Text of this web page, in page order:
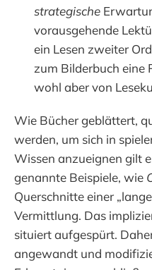
strategische
vorausgehende
ein Lesen zweiter
zum Bilderbuch eine
wohl aber von
Wie Bücher geblättert,
werden, um sich in
Wissen anzueignen gilt
genannte Beispiele, wie
Querschnitte einer
Vermittlung. Das
situiert aufgespürt.
angewandt und